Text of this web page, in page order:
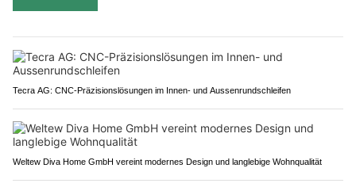
Tecra AG: CNC-Präzisionslösungen im Innen- und Aussenrundschleifen
Weltew Diva Home GmbH vereint modernes Design und langlebige Wohnqualität